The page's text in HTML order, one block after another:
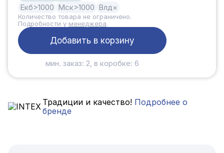
Екб>1000 Мск>1000 Влд ×
Количество товара не ограничено.
Подробности у менеджера.
Добавить в корзину
мин. заказ: 2, в коробке: 6
Традиции и качество!Подробнее о
бренде